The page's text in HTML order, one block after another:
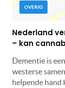
OVERIG
Nederland
– kan
Dementie is
westerse
helpende hand